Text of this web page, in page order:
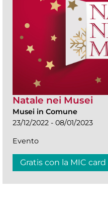
Natale nei Musei
Musei in Comune
23/12/2022 - 08/01/2023
Evento
Gratis con la MIC card